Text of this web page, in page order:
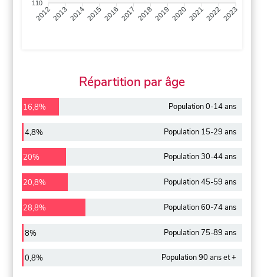
110
201220132014201520162017 20182019 2020202120222023
Répartition par âge
16,8% Population 0-14 ans
4,8% Population 15-29 ans
20% Population 30-44 ans
20,8% Population 45-59 ans
28,8% Population 60-74 ans
8% Population 75-89 ans
0,8% Population 90 ans et +